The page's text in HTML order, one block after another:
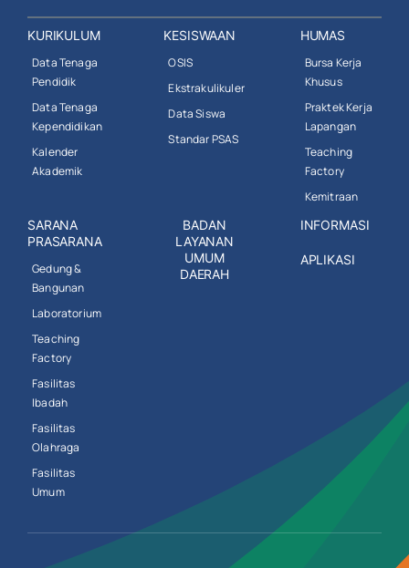
KURIKULUM
Data Tenaga
Pendidik
Data Tenaga
Kependidikan
Kalender
Akademik
KESISWAAN
OSIS
Ekstrakulikuler
Data Siswa
Standar PSAS
HUMAS
Bursa Kerja
Khusus
Praktek Kerja
Lapangan
Teaching
Factory
Kemitraan
SARANA
PRASARANA
Gedung &
Bangunan
Laboratorium
Teaching
Factory
Fasilitas
Ibadah
Fasilitas
Olahraga
Fasilitas
Umum
BADAN
LAYANAN
UMUM
DAERAH
INFORMASI
APLIKASI